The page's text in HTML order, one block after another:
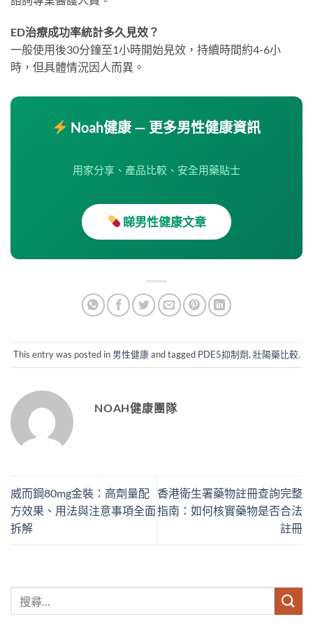
ED治療成功率統計多久見效？
一般使用後30分鐘至1小時開始見效，持續時間約4-6小
時，但具體情況因人而異。
Noah健康 — 更多男性健康資訊
用家分享、產品比較、安全用藥貼士
睇男性健康文章
This entry was posted in 男性健康and tagged PDE5抑制劑,壯陽藥比較.
NOAH健康團隊
威而鋼80mg金裝：高劑量配
方效果、用法與注意事項全面
拆解
香港衛生署藥物註冊查詢完整
指南：如何核實藥物是否合法
註冊